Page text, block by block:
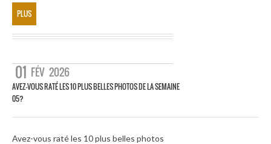
PLUS
01 FÉV 2026
AVEZ-VOUS RATÉ LES 10 PLUS BELLES PHOTOS DE LA SEMAINE
05?
Avez-vous raté les 10 plus belles photos